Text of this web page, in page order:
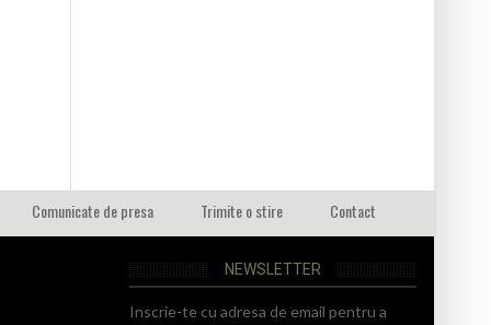
Comunicate de presa Trimite o stire Contact
NEWSLETTER
Inscrie-te cu adresa de email pentru a